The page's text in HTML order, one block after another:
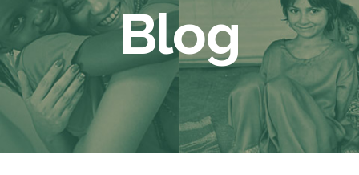
Blog